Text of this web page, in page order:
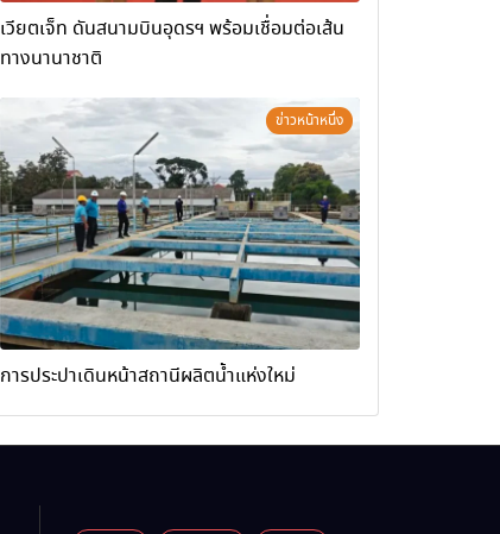
เวียตเจ็ท ดันสนามบินอุดรฯ พร้อมเชื่อมต่อเส้น
ทางนานาชาติ
ข่าวหน้าหนึ่ง
การประปาเดินหน้าสถานีผลิตน้ำแห่งใหม่